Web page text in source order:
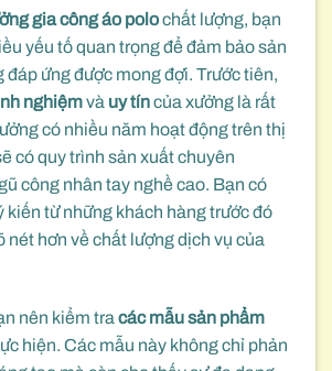
gia công áo polochất lượng, bạn
yếu tố quan trọng để đảm bảo sản
đáp ứng được mong đợi. Trước tiên,
nghiệmvà uy tíncủa xưởng là rất
có nhiều năm hoạt động trên thị
có quy trình sản xuất chuyên
công nhân tay nghề cao. Bạn có
kiến từ những khách hàng trước đó
nét hơn về chất lượng dịch vụ của
nên kiểm tra các mẫu sản phẩm
hiện. Các mẫu này không chỉ phản